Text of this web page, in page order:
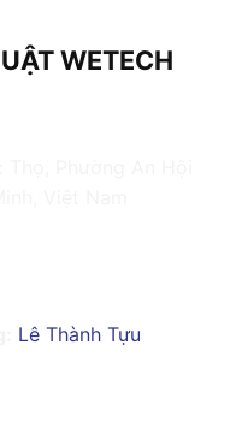
WETECH
Lê Thành Tựu